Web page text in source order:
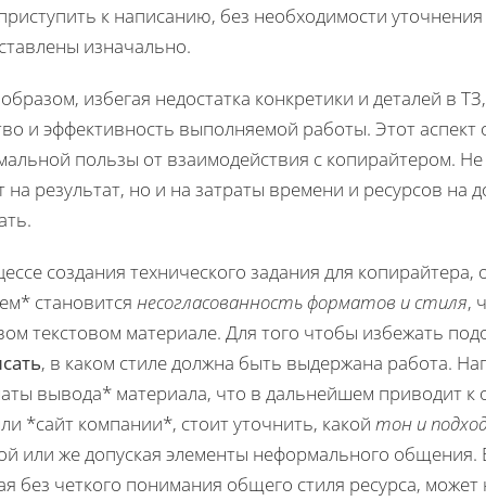
к написанию, без необходимости
изначально.
избегая недостатка конкретики и деталей в
и эффективность выполняемой работы. Этот
пользы от взаимодействия с копирайтером. Не
на результат, но и на затраты времени и ресурсов
создания технического задания для
становится несогласованность форматов и стиля,
текстовом материале. Для того чтобы избежать
, в каком стиле должна быть выдержана работа.
вывода* материала, что в дальнейшем приводит к
*сайт компании*, стоит уточнить, какой тон и
или же допуская элементы неформального общения.
без четкого понимания общего стиля ресурса,